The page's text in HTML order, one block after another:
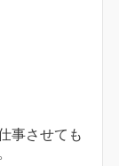
事させても